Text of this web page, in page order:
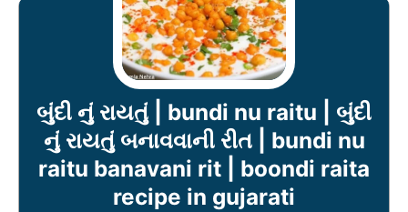
બુંદી નું રાયતું | bundi nu raitu | બુંદી
નું રાયતું બનાવવાની રીત | bundi nu
raitu banavani rit | boondi raita
recipe in gujarati